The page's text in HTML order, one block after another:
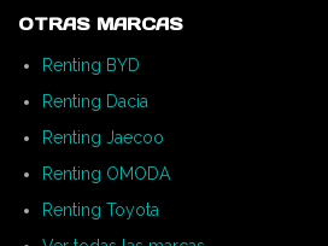
OTRAS MARCAS
Renting BYD
Renting Dacia
Renting Jaecoo
Renting OMODA
Renting Toyota